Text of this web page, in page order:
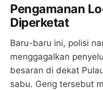
Pengamanan
Diperketat
Baru-baru ini, polisi
menggagalkan
besaran di dekat
sabu. Geng tersebut